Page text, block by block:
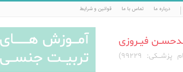
درباره ما تماس با ما قوانین و شرایط